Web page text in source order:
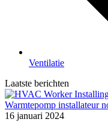
Ventilatie
Laatste berichten
Warmtepomp installateur
16 januari 2024